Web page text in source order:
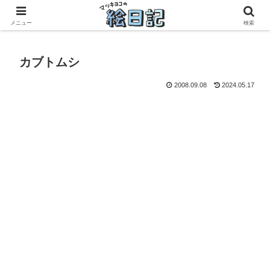
滋賀に移住した50代元主婦、フリーランス×パートの毎日
カブトムシ
2008.09.08 2024.05.17
メニュー 検索